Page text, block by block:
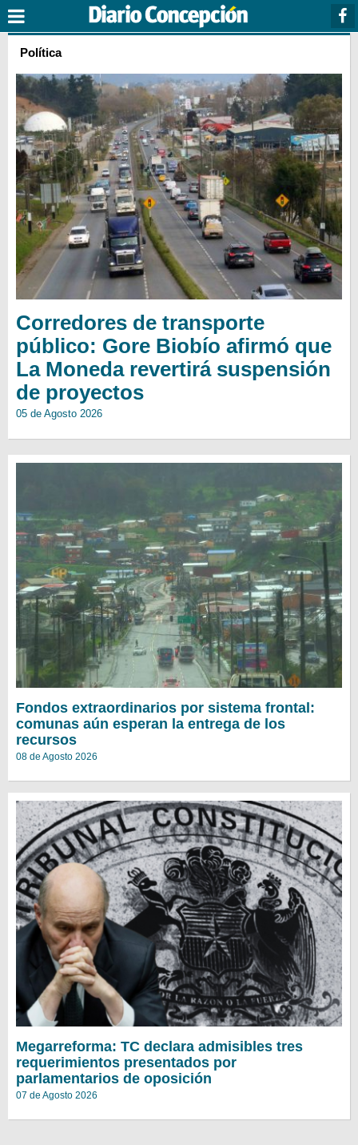
Política
Corredores de transporte
público: Gore Biobío afirmó que
La Moneda revertirá suspensión
de proyectos
05 de Agosto 2026
Fondos extraordinarios por sistema frontal:
comunas aún esperan la entrega de los
recursos
08 de Agosto 2026
Megarreforma: TC declara admisibles tres
requerimientos presentados por
parlamentarios de oposición
07 de Agosto 2026